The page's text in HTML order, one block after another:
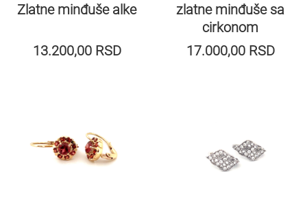
Zlatne minđuše alke
13.200,00 RSD
zlatne minđuše sa
cirkonom
17.000,00 RSD